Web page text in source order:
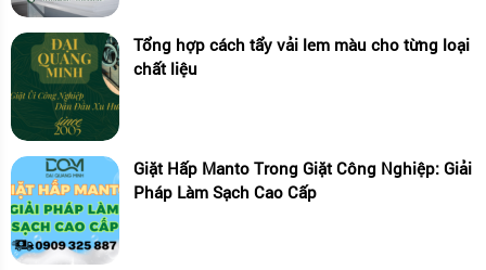
Tổng hợp cách tẩy vải lem màu cho từng loại
chất liệu
Giặt Hấp Manto Trong Giặt Công Nghiệp: Giải
Pháp Làm Sạch Cao Cấp